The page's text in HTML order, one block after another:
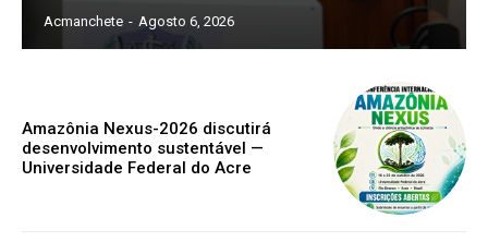
Acmanchete - Agosto 6, 2026
Amazônia Nexus-2026 discutirá
desenvolvimento sustentável —
Universidade Federal do Acre